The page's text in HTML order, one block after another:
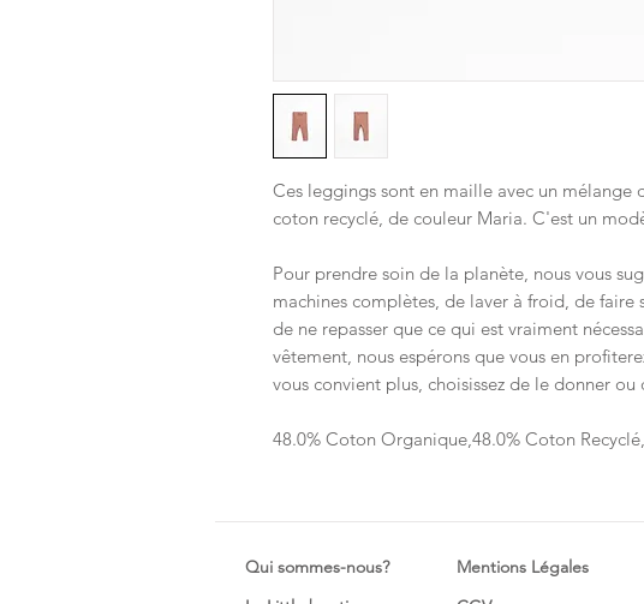
Ces leggings sont en maille avec un
coton recyclé, de couleur Maria. C'est un
Pour prendre soin de la planète, nous vous
machines complètes, de laver à froid, de
de ne repasser que ce qui est vraiment
vêtement, nous espérons que vous en
vous convient plus, choisissez de le donner ou
48.0% Coton Organique,48.0% Coton
Qui sommes-nous?
Mentions Légales